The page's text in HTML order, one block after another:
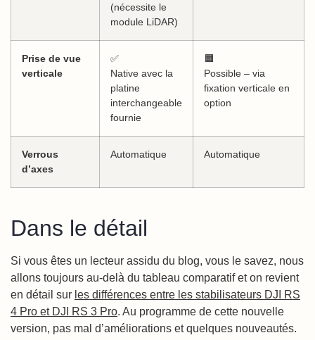
(nécessite le
module LiDAR)
Prise de vue
verticale
✅
Native avec la
platine
interchangeable
fournie
🟧
Possible – via
fixation verticale en
option
Verrous
d’axes
Automatique Automatique
Dans le détail
Si vous êtes un lecteur assidu du blog, vous le savez, nous
allons toujours au-delà du tableau comparatif et on revient
en détail sur les différences entre les stabilisateurs DJI RS
4 Pro et DJI RS 3 Pro. Au programme de cette nouvelle
version, pas mal d’améliorations et quelques nouveautés.